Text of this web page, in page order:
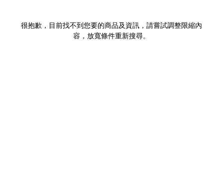
很抱歉，目前找不到您要的商品及資訊，請嘗試調整限縮內
容，放寬條件重新搜尋。